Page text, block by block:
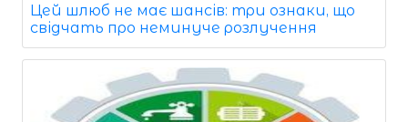
Цей шлюб не має шансів: три ознаки, що
свідчать про неминуче розлучення